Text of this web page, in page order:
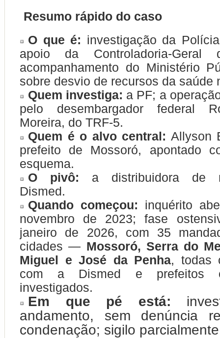
Resumo rápido do caso
O que é: investigação da
apoio da Controladoria-
acompanhamento do Ministério
sobre desvio de recursos da saúde
Quem investiga: a PF; a
pelo desembargador federal
Moreira, do TRF-5.
Quem é o alvo central: Allyson
prefeito de Mossoró, apontado
esquema.
O pivô: a distribuidora de
Dismed.
Quando começou: inquérito
novembro de 2023; fase
janeiro de 2026, com 35
cidades — Mossoró, Serra do
Miguel e José da Penha, todas
com a Dismed e prefeitos
investigados.
Em que pé está:
andamento, sem denúncia
condenação; sigilo